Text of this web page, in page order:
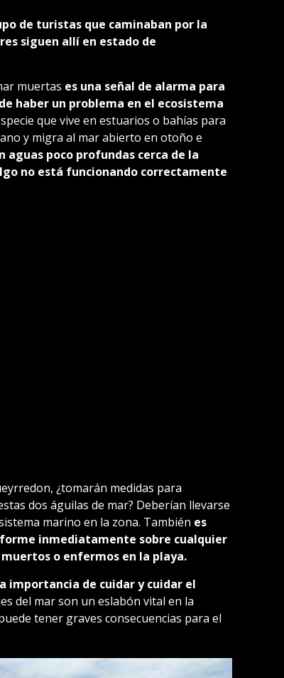
de turistas que caminaban por la
siguen allí en estado de
muertas es una señal de alarma para
haber un problema en el ecosistema
que vive en estuarios o bahías para
y migra al mar abierto en otoño e
aguas poco profundas cerca de la
no está funcionando correctamente
¿tomarán medidas para
dos águilas de mar? Deberían llevarse
marino en la zona. También es
inmediatamente sobre cualquier
o enfermos en la playa.
importancia de cuidar y cuidar el
del mar son un eslabón vital en la
tener graves consecuencias para el